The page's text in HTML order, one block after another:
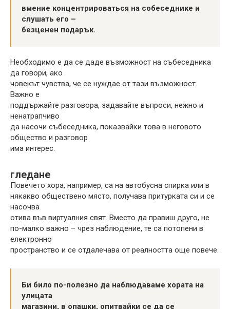
вмение концентрироваться на собеседнике и
слушать его –
безценен подарък.
Необходимо е да се даде възможност на събеседника
да говори, ако
човекът чувства, че се нуждае от тази възможност.
Важно е
поддържайте разговора, задавайте въпроси, нежно и
ненатрапчиво
да насочи събеседника, показвайки това в неговото
общество и разговор
има интерес.
гледане
Повечето хора, например, са на автобусна спирка или в
някакво обществено място, получава притурката си и се
насочва
отива във виртуалния свят. Вместо да правиш друго, не
по-малко важно – чрез наблюдение, те са потопени в
електронно
пространство и се отдалечава от реалността още повече.
Би било по-полезно да наблюдаваме хората на
улицата
магазини, в опашки, опитвайки се да се